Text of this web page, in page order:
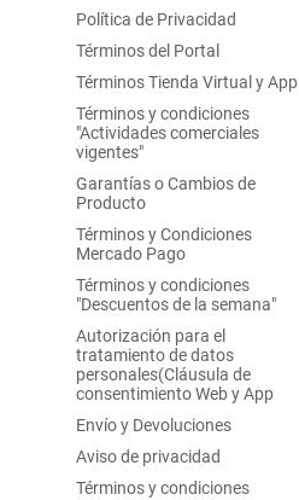
Política de Privacidad
Términos del Portal
Términos Tienda Virtual y App
Términos y condiciones
"Actividades comerciales
vigentes"
Garantías o Cambios de
Producto
Términos y Condiciones
Mercado Pago
Términos y condiciones
"Descuentos de la semana"
Autorización para el
tratamiento de datos
personales(Cláusula de
consentimiento Web y App
Envío y Devoluciones
Aviso de privacidad
Términos y condiciones